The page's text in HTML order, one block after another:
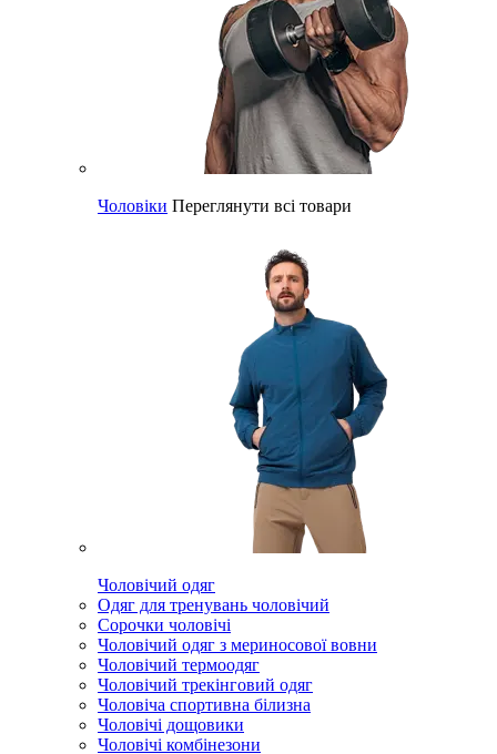
Чоловіки Переглянути всі товари
Чоловічий одяг
Одяг для тренувань чоловічий
Сорочки чоловічі
Чоловічий одяг з мериносової вовни
Чоловічий термоодяг
Чоловічий трекінговий одяг
Чоловіча спортивна білизна
Чоловічі дощовики
Чоловічі комбінезони